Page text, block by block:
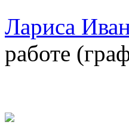
Лариса
работе